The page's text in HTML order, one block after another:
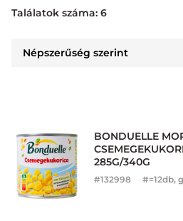
Találatok száma: 6
BONDUELLE
285G/340G
#132998 #=12db,